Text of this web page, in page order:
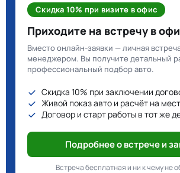
Скидка 10% при визите в офис
Приходите на встречу в
Вместо онлайн-заявки — личная
менеджером. Вы получите детальный
профессиональный подбор авто.
Скидка 10% при заключении
Живой показ авто и расчёт на
Договор и старт работы в тот же
Подробнее о встрече и
Встреча бесплатная и ни к чему не